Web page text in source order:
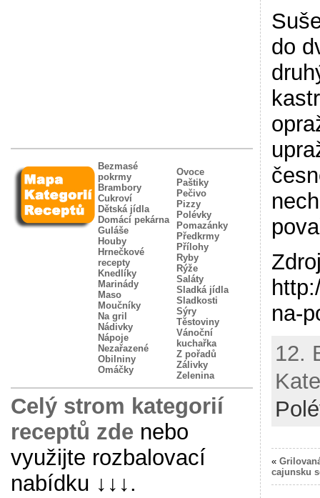
Bezmasé
pokrmy
Brambory
Cukroví
Dětská jídla
Domácí pekárna
Guláše
Houby
Hrnečkové
recepty
Knedlíky
Marinády
Maso
Moučníky
Na gril
Nádivky
Nápoje
Nezařazené
Obilniny
Omáčky
Ovoce
Paštiky
Pečivo
Pizzy
Polévky
Pomazánky
Předkrmy
Přílohy
Ryby
Rýže
Saláty
Sladká jídla
Sladkosti
Sýry
Těstoviny
Vánoční
kuchařka
Z pořadů
Zálivky
Zelenina
Celý strom kategorií
receptů zde nebo
využijte rozbalovací
nabídku ↓↓↓.
do
na-
12.
«
cajunsku